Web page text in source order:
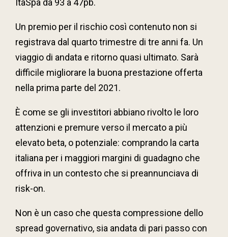
ItaSpa da 93 a 47pb.
Un premio per il rischio così contenuto non si
registrava dal quarto trimestre di tre anni fa. Un
viaggio di andata e ritorno quasi ultimato. Sarà
difficile migliorare la buona prestazione offerta
nella prima parte del 2021.
È come se gli investitori abbiano rivolto le loro
attenzioni e premure verso il mercato a più
elevato beta, o potenziale: comprando la carta
italiana per i maggiori margini di guadagno che
offriva in un contesto che si preannunciava di
risk-on.
Non è un caso che questa compressione dello
spread governativo, sia andata di pari passo con